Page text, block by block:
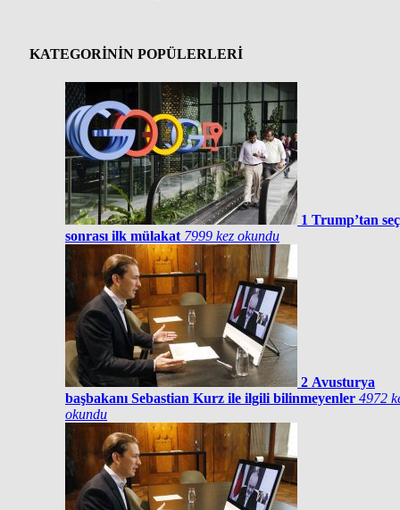
KATEGORİNİN POPÜLERLERİ
1 Trump’tan
sonrası ilk mülakat 7999 kez okundu
2 Avusturya
başbakanı Sebastian Kurz ile ilgili bilinmeyenler 4972
okundu